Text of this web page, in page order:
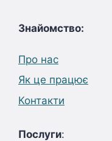
Знайомство:
Про нас
Як це працює
Контакти
Послуги: